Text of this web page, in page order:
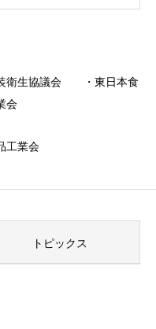
衛生協議会 ・東日本食
会
業会
トピックス